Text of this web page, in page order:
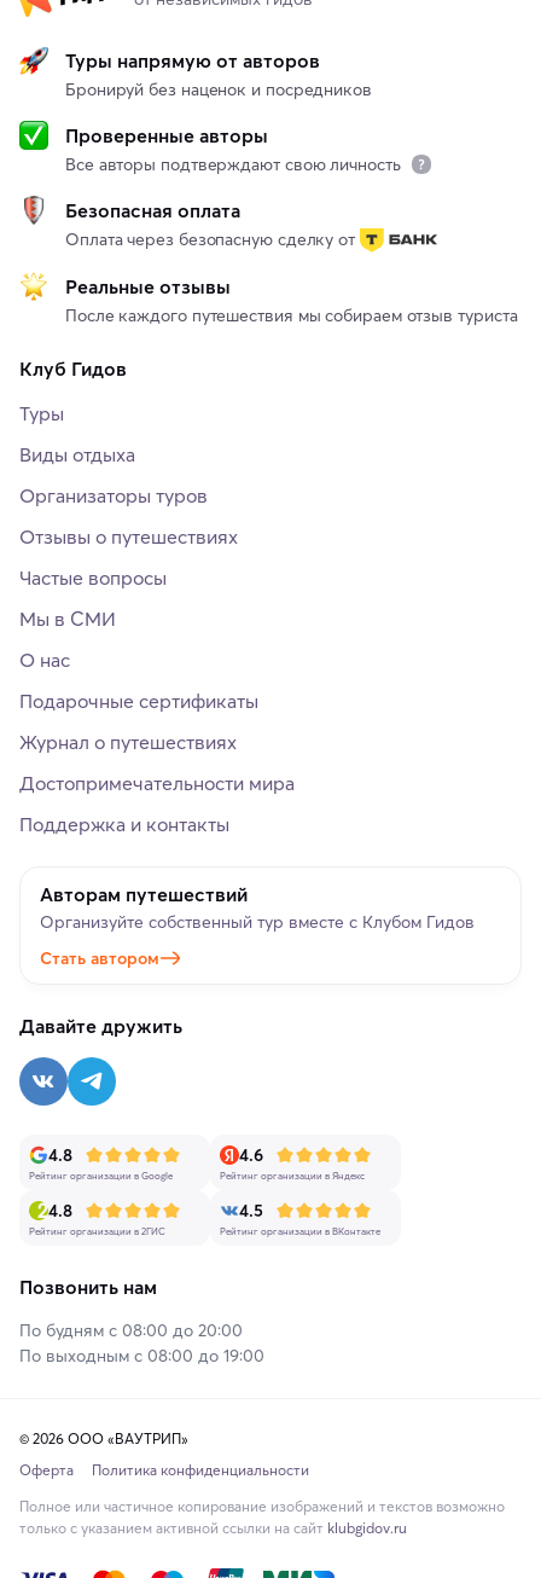
Туры напрямую от авторов
Бронируй без наценок и посредников
Проверенные авторы
Все авторы подтверждают свою личность
Безопасная оплата
Оплата через безопасную сделку от
Реальные отзывы
После каждого путешествия мы собираем отзыв туриста
Клуб Гидов
Туры
Виды отдыха
Организаторы туров
Отзывы о путешествиях
Частые вопросы
Мы в СМИ
О нас
Подарочные сертификаты
Журнал о путешествиях
Достопримечательности мира
Поддержка и контакты
Авторам путешествий
Организуйте собственный тур вместе с Клубом Гидов
Стать автором
Давайте дружить
4.8
Рейтинг организации в Google
4.6
Рейтинг организации в Яндекс
4.8
Рейтинг организации в 2ГИС
4.5
Рейтинг организации в ВКонтакте
Позвонить нам
По будням с 08:00 до 20:00
По выходным с 08:00 до 19:00
© 2026 ООО «ВАУТРИП»
Оферта
Политика конфиденциальности
Полное или частичное копирование изображений и текстов возможно
только с указанием активной ссылки на сайт klubgidov.ru